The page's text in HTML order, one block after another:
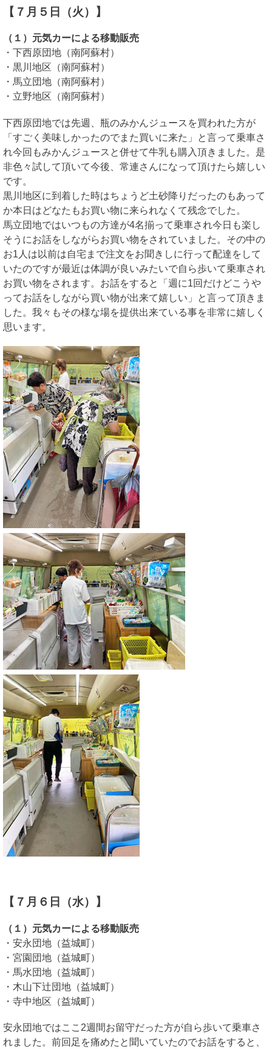
【７月５日（火）】
（１）元気カーによる移動販売
・下西原団地（南阿蘇村）
・黒川地区（南阿蘇村）
・馬立団地（南阿蘇村）
・立野地区（南阿蘇村）
下西原団地では先週、瓶のみかんジュースを買われた方が
「すごく美味しかったのでまた買いに来た」と言って乗車さ
れ今回もみかんジュースと併せて牛乳も購入頂きました。是
非色々試して頂いて今後、常連さんになって頂けたら嬉しい
です。
黒川地区に到着した時はちょうど土砂降りだったのもあって
か本日はどなたもお買い物に来られなくて残念でした。
馬立団地ではいつもの方達が4名揃って乗車され今日も楽し
そうにお話をしながらお買い物をされていました。その中の
お1人は以前は自宅まで注文をお聞きしに行って配達をして
いたのですが最近は体調が良いみたいで自ら歩いて乗車され
お買い物をされます。お話をすると「週に1回だけどこうや
ってお話をしながら買い物が出来て嬉しい」と言って頂きま
した。我々もその様な場を提供出来ている事を非常に嬉しく
思います。
【７月６日（水）】
（１）元気カーによる移動販売
・安永団地（益城町）
・宮園団地（益城町）
・馬水団地（益城町）
・木山下辻団地（益城町）
・寺中地区（益城町）
安永団地ではここ2週間お留守だった方が自ら歩いて乗車さ
れました。前回足を痛めたと聞いていたのでお話をすると、